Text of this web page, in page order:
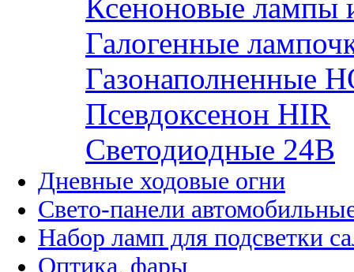
Ксеноновые лампы
Галогенные
Газонаполненные
Псевдоксенон HIR
Cветодиодные 24B
Дневные ходовые огни
Свето-панели
Набор ламп для подсветки
Оптика, фары